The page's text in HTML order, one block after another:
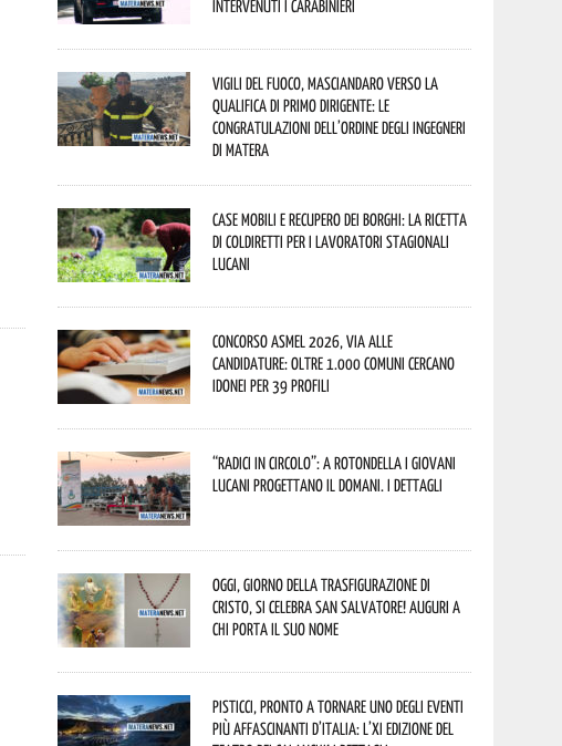
Intervenuti i Carabinieri
Vigili del Fuoco, Masciandaro verso la
qualifica di Primo Dirigente: le
congratulazioni dell’Ordine degli Ingegneri
di Matera
Case mobili e recupero dei borghi: la ricetta
di Coldiretti per i lavoratori stagionali
lucani
Concorso Asmel 2026, via alle
candidature: oltre 1.000 Comuni cercano
idonei per 39 profili
“Radici in Circolo”: a Rotondella i giovani
lucani progettano il domani. I dettagli
Oggi, giorno della Trasfigurazione di
Cristo, si celebra San Salvatore! Auguri a
chi porta il suo nome
Pisticci, pronto a tornare uno degli eventi
più affascinanti d’Italia: l’XI edizione del